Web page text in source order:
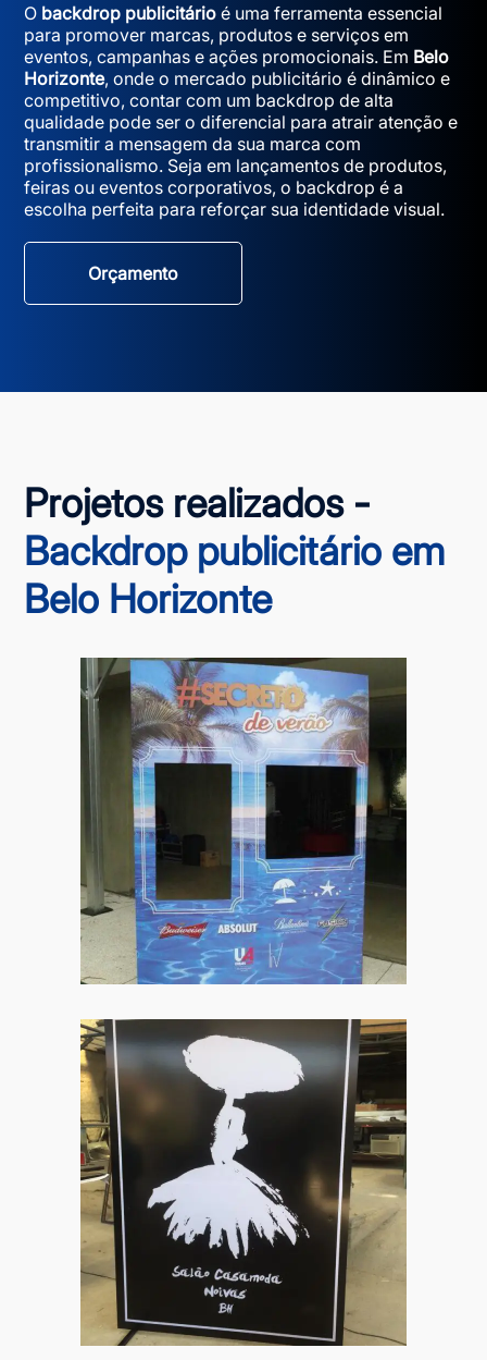
O backdrop publicitário é uma ferramenta essencial
para promover marcas, produtos e serviços em
eventos, campanhas e ações promocionais. Em Belo
Horizonte, onde o mercado publicitário é dinâmico e
competitivo, contar com um backdrop de alta
qualidade pode ser o diferencial para atrair atenção e
transmitir a mensagem da sua marca com
profissionalismo. Seja em lançamentos de produtos,
feiras ou eventos corporativos, o backdrop é a
escolha perfeita para reforçar sua identidade visual.
Orçamento
Projetos realizados -
Backdrop publicitário em
Belo Horizonte